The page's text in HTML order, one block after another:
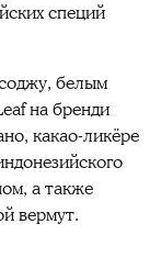
специй
белым
на бренди
какао-ликёре
а также
вермут.